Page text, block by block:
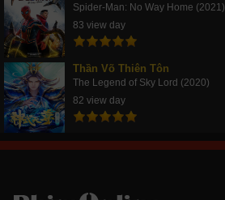
Spider-Man: No Way Home (2021)
83 view day
Thần Võ Thiên Tôn
The Legend of Sky Lord (2020)
82 view day